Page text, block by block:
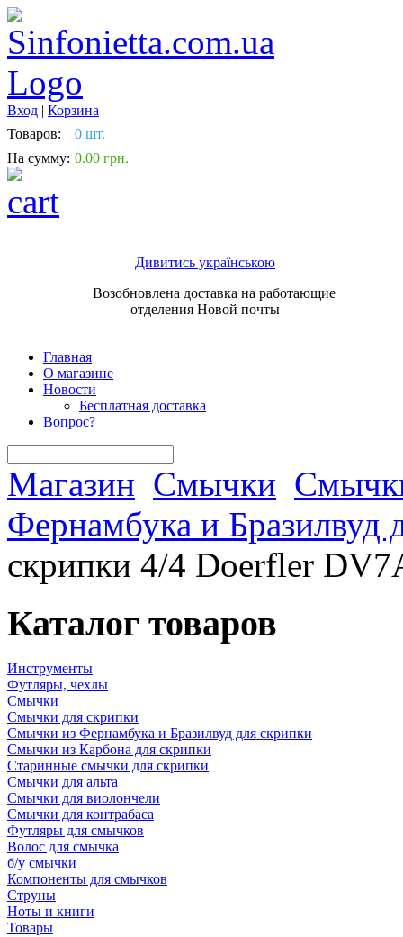
Вход | Корзина
Товаров:
0 шт.
На сумму: 0.00 грн.
Дивитись українською
Возобновлена доставка на работающие
отделения Новой почты
Главная
О магазине
Новости
Бесплатная доставка
Вопрос?
Магазин Смычки
Фернамбука и Бразилвуд
скрипки 4/4 Doerfler
Каталог товаров
Инструменты
Футляры, чехлы
Смычки
Смычки для скрипки
Смычки из Фернамбука и Бразилвуд для скрипки
Смычки из Карбона для скрипки
Старинные смычки для скрипки
Смычки для альта
Смычки для виолончели
Смычки для контрабаса
Футляры для смычков
Волос для смычка
б/у смычки
Компоненты для смычков
Струны
Ноты и книги
Товары